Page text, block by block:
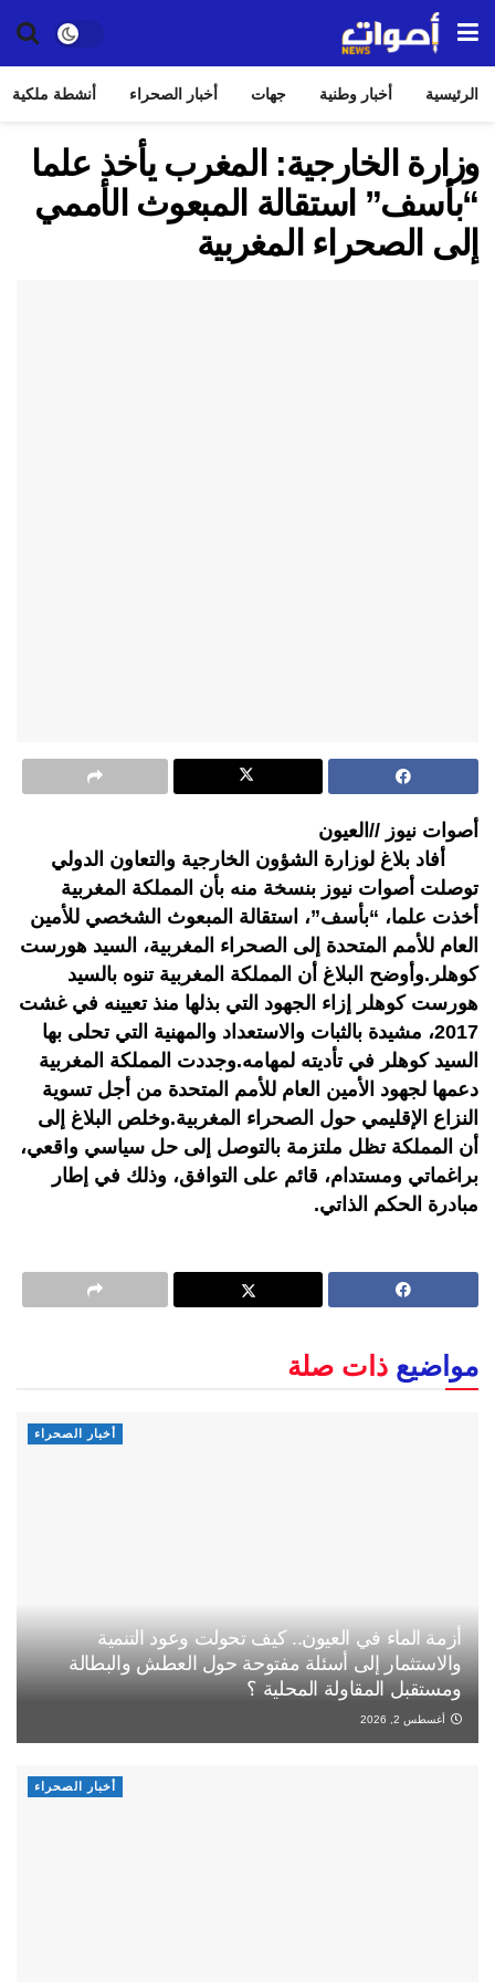
الرئيسية أخبار وطنية جهات أخبار الصحراء أنشطة ملكية
وزارة الخارجية: المغرب يأخذ علما
“بأسف” استقالة المبعوث الأممي
إلى الصحراء المغربية
أصوات نيوز //العيون
أفاد بلاغ لوزارة الشؤون الخارجية والتعاون الدولي
توصلت أصوات نيوز بنسخة منه بأن المملكة المغربية
أخذت علما، “بأسف”، استقالة المبعوث الشخصي للأمين
العام للأمم المتحدة إلى الصحراء المغربية، السيد هورست
كوهلر.وأوضح البلاغ أن المملكة المغربية تنوه بالسيد
هورست كوهلر إزاء الجهود التي بذلها منذ تعيينه في غشت
2017، مشيدة بالثبات والاستعداد والمهنية التي تحلى بها
السيد كوهلر في تأديته لمهامه.وجددت المملكة المغربية
دعمها لجهود الأمين العام للأمم المتحدة من أجل تسوية
النزاع الإقليمي حول الصحراء المغربية.وخلص البلاغ إلى
أن المملكة تظل ملتزمة بالتوصل إلى حل سياسي واقعي،
براغماتي ومستدام، قائم على التوافق، وذلك في إطار
مبادرة الحكم الذاتي.
مواضيع ذات صلة
أخبار الصحراء
أزمة الماء في العيون.. كيف تحولت وعود التنمية
والاستثمار إلى أسئلة مفتوحة حول العطش والبطالة
ومستقبل المقاولة المحلية ؟
أغسطس 2, 2026
أخبار الصحراء